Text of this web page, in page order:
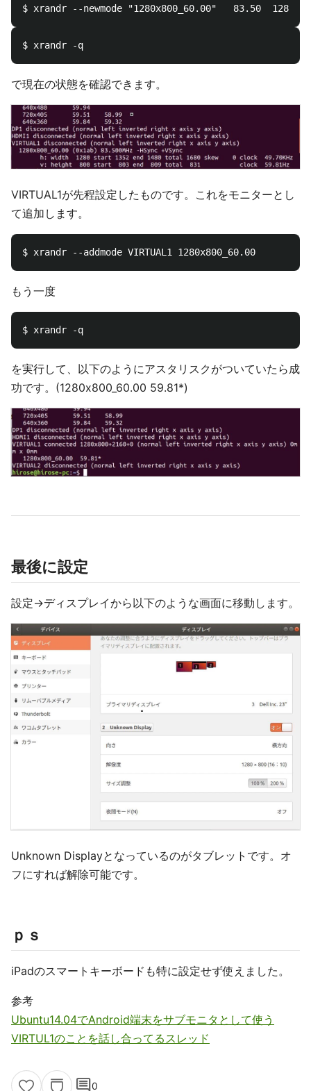
で現在の状態を確認できます。
VIRTUAL1が先程設定したものです。これをモニターとし
て追加します。
もう一度
を実行して、以下のようにアスタリスクがついていたら成
功です。(1280x800_60.00 59.81*)
最後に設定
設定→ディスプレイから以下のような画面に移動します。
Unknown Displayとなっているのがタブレットです。オ
フにすれば解除可能です。
ｐｓ
iPadのスマートキーボードも特に設定せず使えました。
参考
Ubuntu14.04でAndroid端末をサブモニタとして使う
VIRTUL1のことを話し合ってるスレッド
comment0